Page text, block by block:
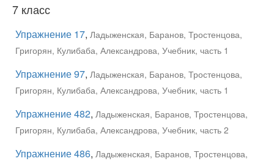
7 класс
Упражнение 17, Ладыженская, Баранов, Тростенцова,
Григорян, Кулибаба, Александрова, Учебник, часть 1
Упражнение 97, Ладыженская, Баранов, Тростенцова,
Григорян, Кулибаба, Александрова, Учебник, часть 1
Упражнение 482, Ладыженская, Баранов, Тростенцова,
Григорян, Кулибаба, Александрова, Учебник, часть 2
Упражнение 486, Ладыженская, Баранов, Тростенцова,